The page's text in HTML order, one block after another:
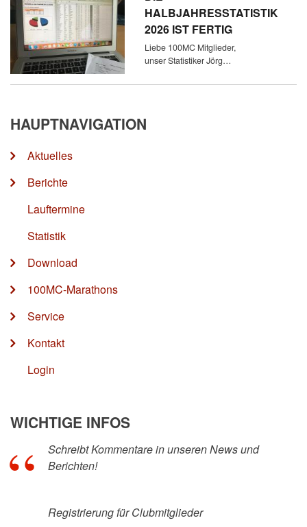
HALBJAHRESSTATISTIK
2026 IST FERTIG
Liebe 100MC Mitglieder,
unser Statistiker Jörg…
HAUPTNAVIGATION
Aktuelles
Berichte
Lauftermine
Statistik
Download
100MC-Marathons
Service
Kontakt
Login
WICHTIGE INFOS
Schreibt Kommentare in unseren News und
Berichten!
Registrierung für Clubmitglieder